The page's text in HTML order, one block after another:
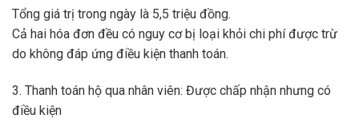
Tổng giá trị trong ngày là 5,5 triệu đồng.
Cả hai hóa đơn đều có nguy cơ bị loại khỏi chi phí được trừ
do không đáp ứng điều kiện thanh toán.
3. Thanh toán hộ qua nhân viên: Được chấp nhận nhưng có
điều kiện